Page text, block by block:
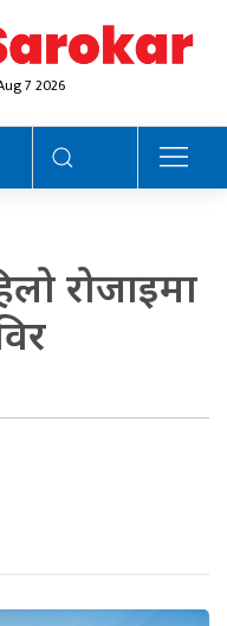
7 2026
रोजाइमा